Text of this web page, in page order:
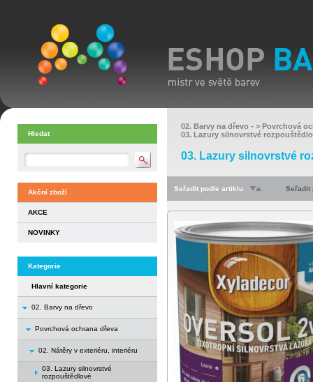
Hledat
Akční zboží
AKCE
NOVINKY
Kategorie
Hlavní kategorie
02. Barvy na dřevo
Povrchová ochrana dřeva
02. Nátěry v exteriéru, interiéru
03. Lazury silnovrstvé
rozpouštědlové
02. Barvy na dřevo - > Povrchová
03. Lazury silnovrstvé
03. Lazury silnovrstvé
Seřadit podle artiklu Seřadit